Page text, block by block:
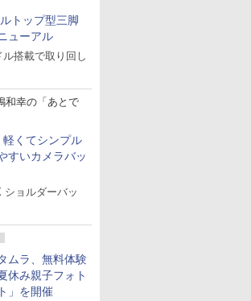
トップ型三脚
ューアル
搭載で取り回し
和幸の「あとで
くてシンプル
すいカメラバッ
ショルダーバッ
ムラ、無料体験
休み親子フォト
」を開催